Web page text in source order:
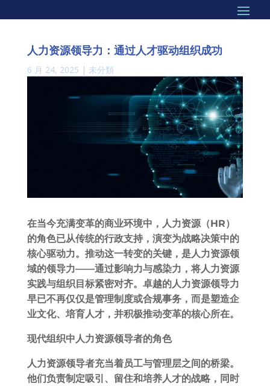
人力资源领导力：通过人才驱动组织成功
6 月 24, 2025 | 未分類
在当今充满变革的商业环境中，人力资源（HR）
的角色已从传统的行政支持，演变为战略决策中的
核心驱动力。推动这一转变的关键，是人力资源领
域的领导力——通过影响力与感染力，将人力资源
实践与组织目标紧密对齐。卓越的人力资源领导力
早已不再仅仅是管理制度或合规事务，而是塑造企
业文化、培育人才，并积极推动变革的核心所在。
现代组织中人力资源领导者的角色
人力资源领导者充当着员工与管理层之间的桥梁。
他们负责制定吸引、留住和培养人才的战略，同时